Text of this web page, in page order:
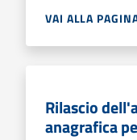
VAI ALLA
Rilascio
anagrafica